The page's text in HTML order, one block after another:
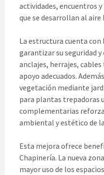
actividades, encuentros
que se desarrollan al aire
La estructura cuenta con
garantizar su seguridad
anclajes, herrajes,
apoyo adecuados.
vegetación mediante
para plantas trepadoras
complementarias
ambiental y estético de
Esta mejora ofrece
Chapinería. La nueva
mayor uso de los